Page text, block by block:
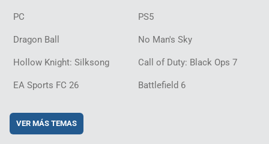
PC PS5
Dragon Ball No Man's Sky
Hollow Knight: Silksong Call of Duty: Black Ops 7
EA Sports FC 26 Battlefield 6
VER MÁS TEMAS